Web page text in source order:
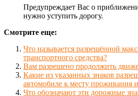
Предупреждает Вас о
нужно уступить дорогу.
Смотрите еще:
Что называется разрешённой
транспортного средства?
Вам разрешено продолжить
Какие из указанных знаков
автомобиле к месту проживания
Что обозначают эти дорожные